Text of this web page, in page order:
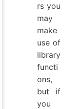
rs you
may
make
use of
library
functi
ons,
but if
you